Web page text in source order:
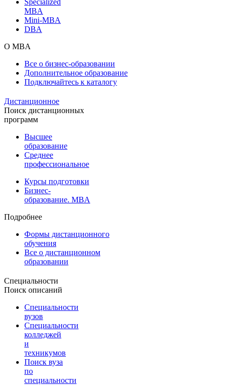
MBA
Mini-MBA
DBA
О MBA
Все о бизнес-образовании
Дополнительное образование
Подключайтесь к каталогу
Дистанционное
Поиск дистанционных
программ
Высшее
образование
Среднее
профессиональное
Курсы подготовки
Бизнес-
образование. MBA
Подробнее
Формы дистанционного
обучения
Все о дистанционном
образовании
Специальности
Поиск описаний
Специальности
вузов
Специальности
колледжей
и
техникумов
Поиск вуза
по
специальности